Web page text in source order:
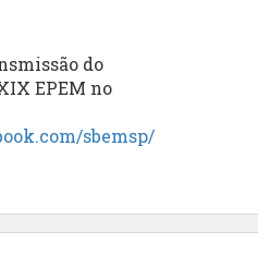
do
EPEM no
sbemsp/